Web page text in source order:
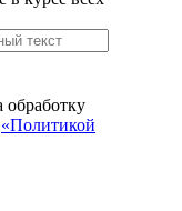
«Политикой